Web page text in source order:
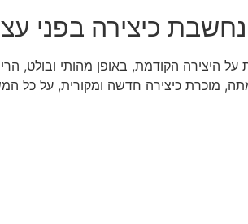
כיצירה בפני
היצירה הקודמת, באופן מהותי ובולט, הרי
מוכרת כיצירה חדשה ומקורית, על כל